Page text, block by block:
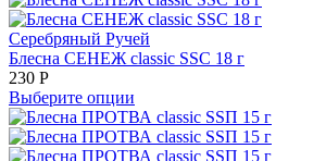
Серебряный Ручей
Блесна СЕНЕЖ classic SSС 18 г
230 Р
Выберите опции